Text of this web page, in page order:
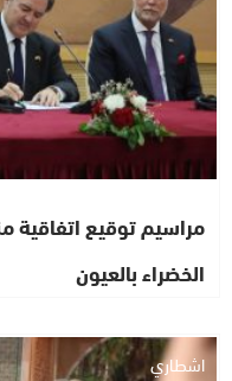
مراسيم توقيع اتفاقية
الخضراء بالعيون
اشطاري